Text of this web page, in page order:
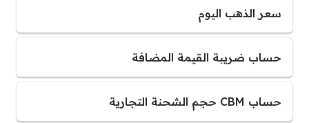
سعر الذهب اليوم
حساب ضريبة القيمة المضافة
حساب CBM حجم الشحنة التجارية